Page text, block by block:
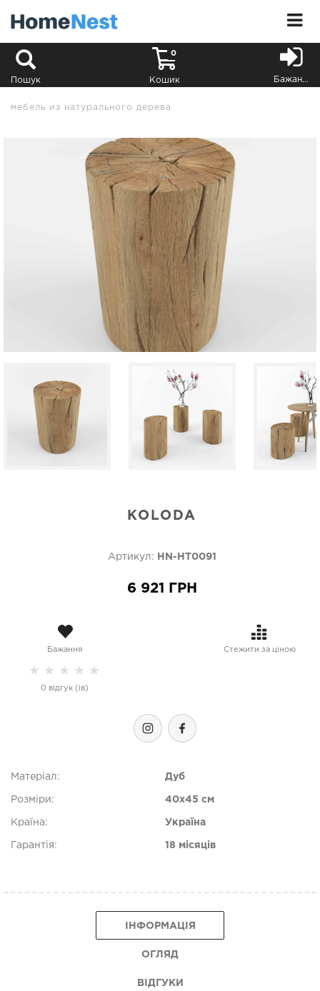
Пошук
0
Кошик Бажання
мебель из натурального дерева
KOLODA
Артикул: HN-HT0091
6 921 ГРН
Бажання Стежити за ціною
★ ★ ★ ★ ★
0 відгук (ів)
Матеріал: Дуб
Розміри: 40x45 см
Країна: Україна
Гарантія: 18 місяців
ІНФОРМАЦІЯ
ОГЛЯД
ВІДГУКИ